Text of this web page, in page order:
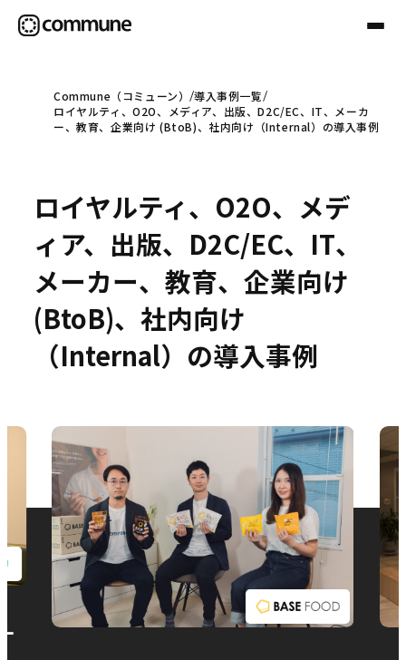
Communeについて
事例
セミナー
お問い合わせ
Commune（コミューン）
導入事例一覧
ロイヤルティ、O2O、メディア、出版、D2C/EC、IT、メーカ
ー、教育、企業向け (BtoB)、社内向け（Internal）の導入事例
ロイヤルティ、O2O、メデ
ィア、出版、D2C/EC、IT、
メーカー、教育、企業向け
(BtoB)、社内向け
（Internal）の導入事例